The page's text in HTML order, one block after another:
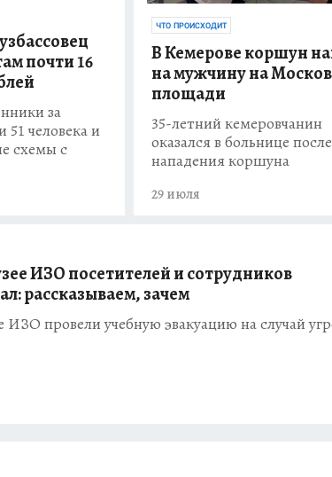
почти 16
за
человека и
схемы с
ЧТО ПРОИСХОДИТ
В Кемерове коршун
на мужчину на
площади
35-летний кемеровчанин
оказался в больнице после
нападения коршуна
29 июля
ИЗО посетителей и сотрудников
рассказываем, зачем
ИЗО провели учебную эвакуацию на случай